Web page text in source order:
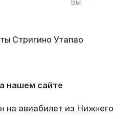
Вы
нашем сайте
на авиабилет из Нижнего